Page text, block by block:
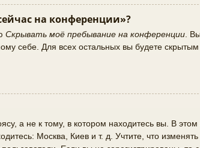
на конференции»?
Скрывать моё пребывание на конференции .
себе. Для всех остальных вы будете скрытым
а не к тому, в котором находитесь вы. В этом
Москва, Киев и т. д. Учтите, что изменять